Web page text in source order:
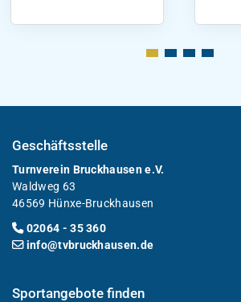
Geschäftsstelle
Turnverein Bruckhausen e.V.
Waldweg 63
46569 Hünxe-Bruckhausen
02064 - 35 360
info@tvbruckhausen.de
Sportangebote finden